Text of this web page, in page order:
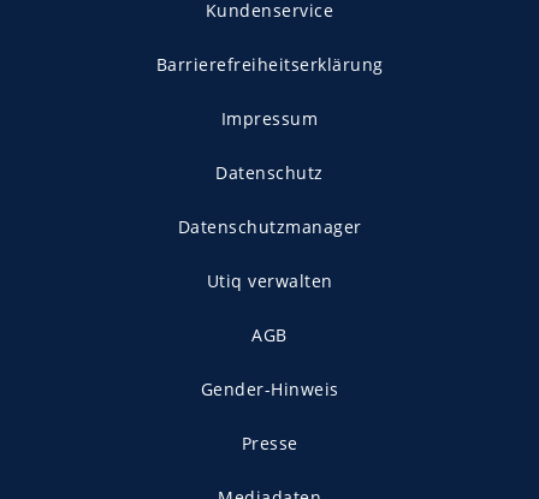
Kundenservice
Barrierefreiheitserklärung
Impressum
Datenschutz
Datenschutzmanager
Utiq verwalten
AGB
Gender-Hinweis
Presse